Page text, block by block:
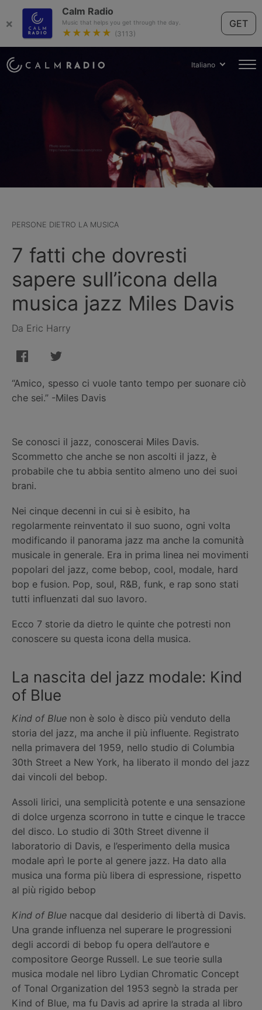
×
Calm Radio
Music that helps you get through the day.
★★★★★ (3113)
GET
Italiano
PERSONE DIETRO LA MUSICA
7 fatti che dovresti
sapere sull’icona della
musica jazz Miles Davis
Da Eric Harry
“Amico, spesso ci vuole tanto tempo per suonare ciò
che sei.” -Miles Davis
Se conosci il jazz, conoscerai Miles Davis.
Scommetto che anche se non ascolti il jazz, è
probabile che tu abbia sentito almeno uno dei suoi
brani.
Nei cinque decenni in cui si è esibito, ha
regolarmente reinventato il suo suono, ogni volta
modificando il panorama jazz ma anche la comunità
musicale in generale. Era in prima linea nei movimenti
popolari del jazz, come bebop, cool, modale, hard
bop e fusion. Pop, soul, R&B, funk, e rap sono stati
tutti influenzati dal suo lavoro.
Ecco 7 storie da dietro le quinte che potresti non
conoscere su questa icona della musica.
La nascita del jazz modale: Kind
of Blue
Kind of Blue non è solo è disco più venduto della
storia del jazz, ma anche il più influente. Registrato
nella primavera del 1959, nello studio di Columbia
30th Street a New York, ha liberato il mondo del jazz
dai vincoli del bebop.
Assoli lirici, una semplicità potente e una sensazione
di dolce urgenza scorrono in tutte e cinque le tracce
del disco. Lo studio di 30th Street divenne il
laboratorio di Davis, e l’esperimento della musica
modale aprì le porte al genere jazz. Ha dato alla
musica una forma più libera di espressione, rispetto
al più rigido bebop
Kind of Blue nacque dal desiderio di libertà di Davis.
Una grande influenza nel superare le progressioni
degli accordi di bebop fu opera dell’autore e
compositore George Russell. Le sue teorie sulla
musica modale nel libro Lydian Chromatic Concept
of Tonal Organization del 1953 segnò la strada per
Kind of Blue, ma fu Davis ad aprire la strada al libro